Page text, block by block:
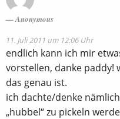
Anonymous
11. Juli 2011 um 12:06 Uhr
endlich kann ich mir
vorstellen, danke paddy!
das genau ist.
ich dachte/denke
„hubbel“ zu pickeln